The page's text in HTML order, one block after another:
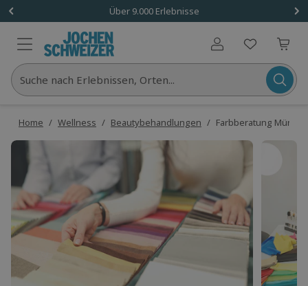
Über 9.000 Erlebnisse
Benutzerkonto
Suche nach Erlebnissen, Orten...
Home / Wellness / Beautybehandlungen / Farbberatung